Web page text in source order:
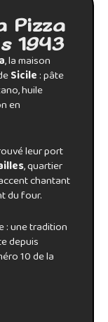
Pizza
1943
, la maison
Sicile : pâte
huile
en
leur port
, quartier
chantant
du four.
: une tradition
depuis
10 de la